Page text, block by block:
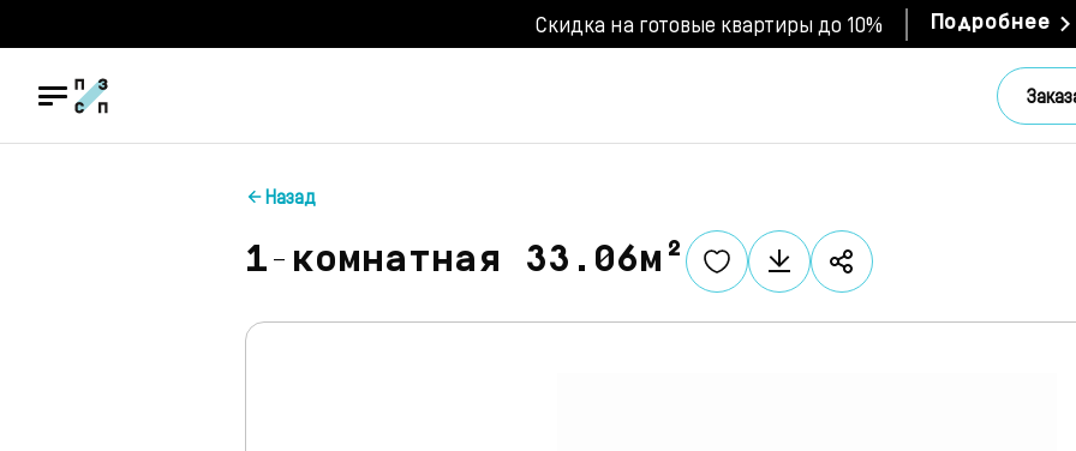
Скидка на готовые квартиры до 10% Подробнее
Назад
1-комнатная 33.06м²